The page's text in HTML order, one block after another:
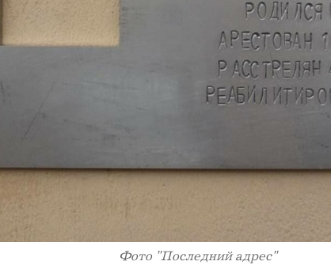
Фото "Последний адрес"